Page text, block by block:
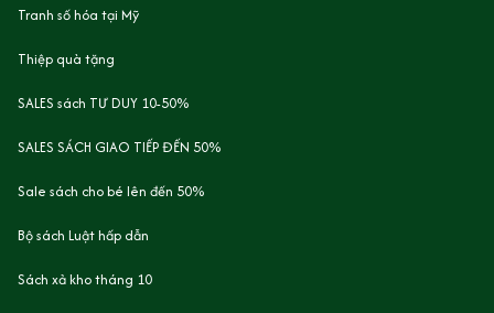
Tranh số hóa tại Mỹ
Thiệp quà tặng
SALES sách TƯ DUY 10-50%
SALES SÁCH GIAO TIẾP ĐẾN 50%
Sale sách cho bé lên đến 50%
Bộ sách Luật hấp dẫn
Sách xả kho tháng 10